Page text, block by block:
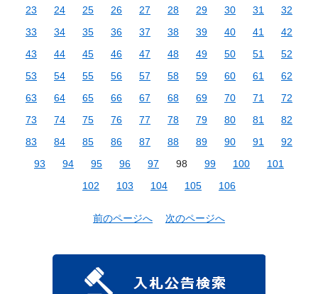
23
24 25 26 27 28 29 30 31
32
33
34 35 36 37 38 39 40 41
42
43
44 45 46 47 48 49 50 51
52
53
54 55 56 57 58 59 60 61
62
63
64 65 66 67 68 69 70 71
72
73
74 75 76 77 78 79 80 81
82
83
84 85 86 87 88 89 90 91
92
93
94 95 96 97 98 99 100
101
102
103 104 105 106
前のページへ 次のページへ